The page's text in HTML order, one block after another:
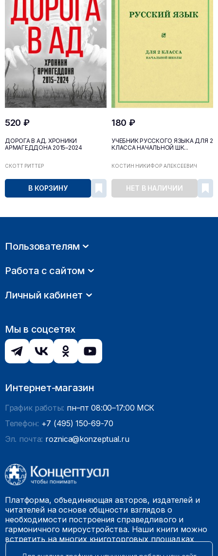
520 ₽
ДОРОГА В АД. ХРОНИКИ
АРМАГЕДДОНА 2015–2024
СКОТТ РИТТЕР
В КОРЗИНУ
180 ₽
УЧЕБНИК РУССКОГО ЯЗЫКА ДЛЯ 2
КЛАССА НАЧАЛЬНОЙ ШК...
КОСТИН НИКИФОР АЛЕКСЕЕВИЧ
НЕТ В НАЛИЧИИ
Пользователям
Работа с сайтом
Личный кабинет
Мы в соцсетях
Интернет-магазин
График работы: пн–пт 08:00–17:00 МСК
Телефон: +7 (495) 150-69-70
Эл. почта: roznica@konzeptual.ru
Платформа, объединяющая авторов, издателей и
читателей на основе общности взглядов о
необходимости построения справедливого и
гармоничного мироустройства. Наши книги можно
встретить на многих книготорговых площадках